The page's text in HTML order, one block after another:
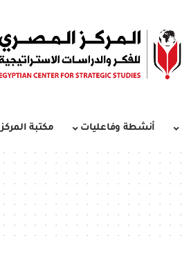
أنشطة وفاعليات مكتبة المركز